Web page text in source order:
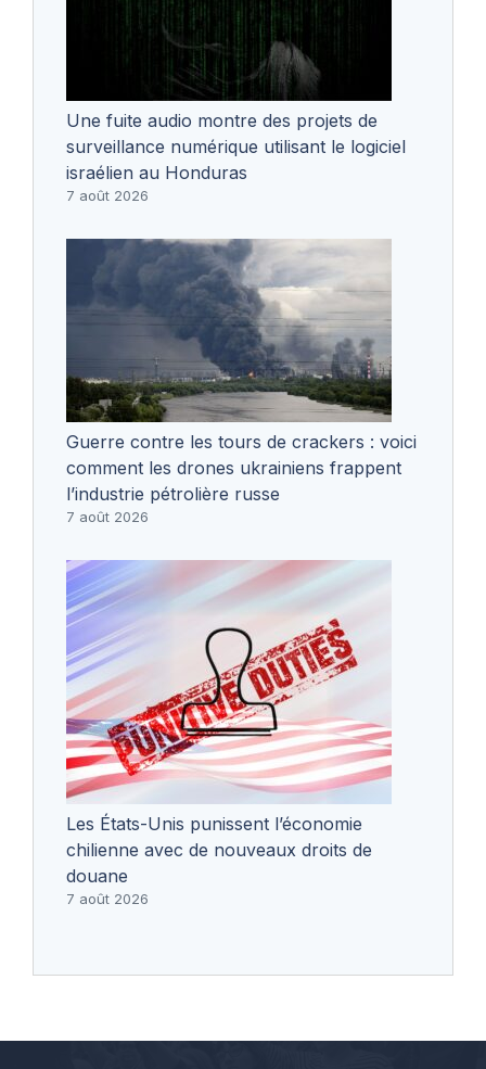
Une fuite audio montre des projets de
surveillance numérique utilisant le logiciel
israélien au Honduras
7 août 2026
Guerre contre les tours de crackers : voici
comment les drones ukrainiens frappent
l’industrie pétrolière russe
7 août 2026
Les États-Unis punissent l’économie
chilienne avec de nouveaux droits de
douane
7 août 2026